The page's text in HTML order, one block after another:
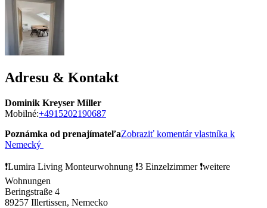
Adresu & Kontakt
Dominik Kreyser Miller
Mobilné:+4915202190687
Poznámka od prenajímateľaZobraziť komentár vlastníka k
Nemecký
❗️Lumira Living Monteurwohnung ❗️3 Einzelzimmer ❗️weitere
Wohnungen
Beringstraße 4
89257 Illertissen, Nemecko